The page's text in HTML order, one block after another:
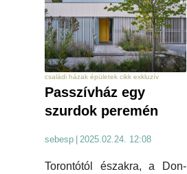
családi házak épületek cikk exkluzív
Passzívház egy
szurdok peremén
sebesp 2025.02.24. 12:08
Torontótól északra, a Don-